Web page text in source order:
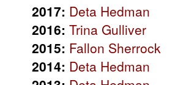
2017: Deta Hedman
2016: Trina Gulliver
2015: Fallon Sherrock
2014: Deta Hedman